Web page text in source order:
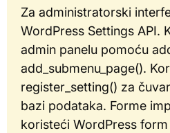
Za administratorski
WordPress Settings API.
admin panelu pomoću
add_submenu_page().
register_setting() za
bazi podataka. Forme
koristeći WordPress